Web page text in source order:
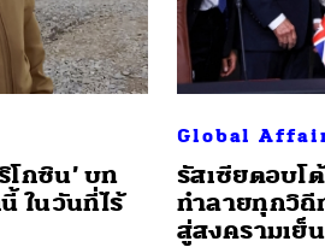
โกซิน’ บท
ในวันที่ไร้
Global
รัสเซียตอบโ
ทำลายทุกวิถี
สู่สงครามเย็น